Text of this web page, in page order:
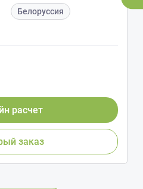
Белоруссия
расчет
заказ